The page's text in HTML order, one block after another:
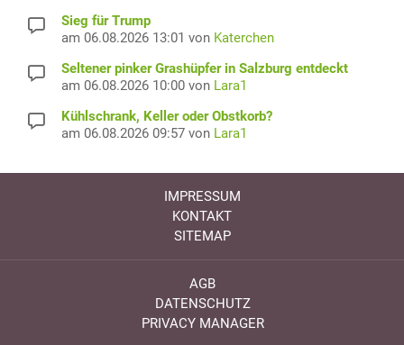
Sieg für Trump
am 06.08.2026 13:01 von Katerchen
Seltener pinker Grashüpfer in Salzburg entdeckt
am 06.08.2026 10:00 von Lara1
Kühlschrank, Keller oder Obstkorb?
am 06.08.2026 09:57 von Lara1
IMPRESSUM
KONTAKT
SITEMAP
AGB
DATENSCHUTZ
PRIVACY MANAGER